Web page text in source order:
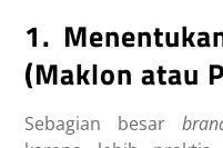
1.
(Maklon atau
Sebagian besar